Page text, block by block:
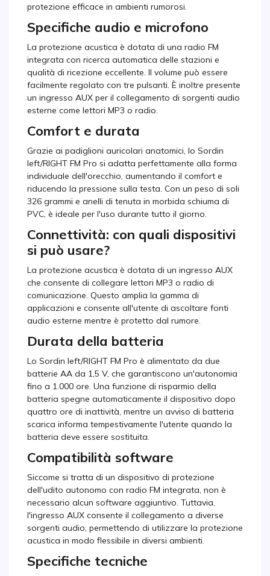
protezione efficace in ambienti rumorosi.
Specifiche audio e microfono
La protezione acustica è dotata di una radio FM
integrata con ricerca automatica delle stazioni e
qualità di ricezione eccellente. Il volume può essere
facilmente regolato con tre pulsanti. È inoltre presente
un ingresso AUX per il collegamento di sorgenti audio
esterne come lettori MP3 o radio.
Comfort e durata
Grazie ai padiglioni auricolari anatomici, lo Sordin
left/RIGHT FM Pro si adatta perfettamente alla forma
individuale dell'orecchio, aumentando il comfort e
riducendo la pressione sulla testa. Con un peso di soli
326 grammi e anelli di tenuta in morbida schiuma di
PVC, è ideale per l'uso durante tutto il giorno.
Connettività: con quali dispositivi
si può usare?
La protezione acustica è dotata di un ingresso AUX
che consente di collegare lettori MP3 o radio di
comunicazione. Questo amplia la gamma di
applicazioni e consente all'utente di ascoltare fonti
audio esterne mentre è protetto dal rumore.
Durata della batteria
Lo Sordin left/RIGHT FM Pro è alimentato da due
batterie AA da 1,5 V, che garantiscono un'autonomia
fino a 1.000 ore. Una funzione di risparmio della
batteria spegne automaticamente il dispositivo dopo
quattro ore di inattività, mentre un avviso di batteria
scarica informa tempestivamente l'utente quando la
batteria deve essere sostituita.
Compatibilità software
Siccome si tratta di un dispositivo di protezione
dell'udito autonomo con radio FM integrata, non è
necessario alcun software aggiuntivo. Tuttavia,
l'ingresso AUX consente il collegamento a diverse
sorgenti audio, permettendo di utilizzare la protezione
acustica in modo flessibile in diversi ambienti.
Specifiche tecniche